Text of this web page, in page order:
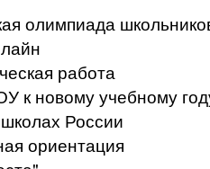
олимпиада
работа
к новому учебному
России
ориентация